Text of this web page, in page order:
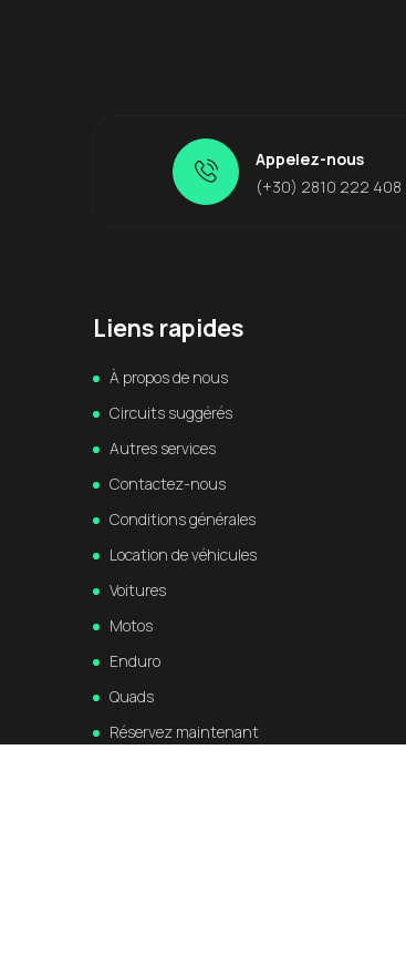
Appelez-nous
(+30) 2810 222 408
Liens rapides
À propos de nous
Circuits suggérés
Autres services
Contactez-nous
Conditions générales
Location de véhicules
Voitures
Motos
Enduro
Quads
Réservez maintenant